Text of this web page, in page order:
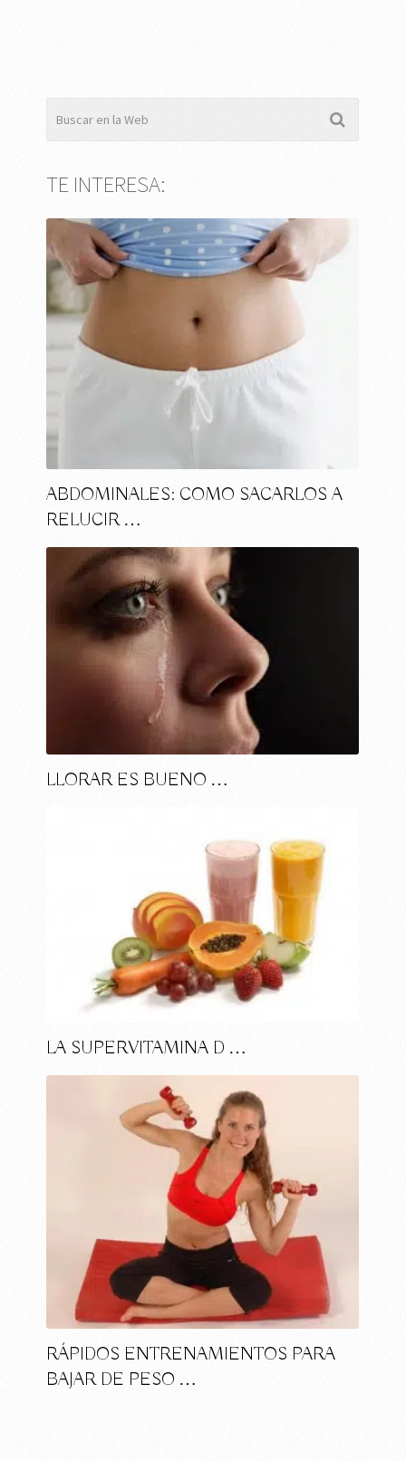
TE INTERESA:
ABDOMINALES: COMO SACARLOS A
RELUCIR …
LLORAR ES BUENO …
LA SUPERVITAMINA D …
RÁPIDOS ENTRENAMIENTOS PARA
BAJAR DE PESO …